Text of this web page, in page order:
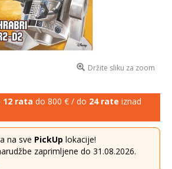
Držite sliku za zoom
12 rata do 800 € / do 24 rate iznad
na sve PickUp lokacije!
zaprimljene do 31.08.2026.